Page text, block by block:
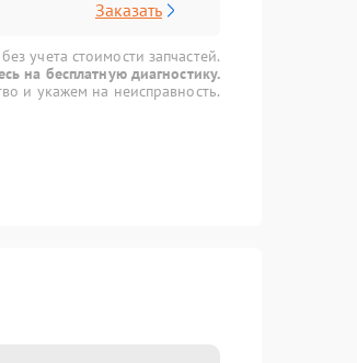
Заказать
учета стоимости запчастей.
на бесплатную диагностику.
и укажем на неисправность.